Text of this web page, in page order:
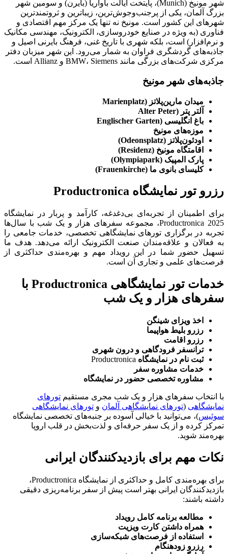
شهر مونیخ (Munich)، پایتخت ایالت باواریا (بایرن) و سومین شهر
بزرگ آلمان، یکی از پرجنب‌وجوش‌ترین، زیباترین و ثروتمندترین
شهرهای این کشور است. مونیخ نه تنها یک مرکز مهم اقتصادی و
فناوری (به ویژه در صنایع خودروسازی، الکترونیک، مهندسی مکانیک
و نرم‌افزار) است، بلکه شهری با تاریخ غنی، فرهنگ بایرنی اصیل و
جاذبه‌های گردشگری فراوان به شمار می‌رود. این شهر میزبان دفتر
مرکزی شرکت‌های بزرگی مانند BMW، Siemens و Allianz است.
جاذبه‌های شهر مونیخ
میدان مارین‌پلاتز (Marienplatz
آلتر پتر (Alter Peter
باغ انگلیسی (Englischer Garten
موزه‌های مونیخ
اودئون‌پلاتز (Odeonsplatz
)
اقامتگاه مونیخ (Residenz
)
پارک المپیک (Olympiapark
)
کلیسای بانوی ما (Frauenkirche
)
رزرو تور نمایشگاه Productronica
برای اطمینان از تجربه‌ای بی‌دغدغه، کارآمد و پربار در نمایشگاه
Productronica 2025، مجموعه سفرهای هزار و یک شب با سال‌ها
تجربه در برگزاری تورهای نمایشگاهی تخصصی، خدمات جامعی را
به فعالان و علاقه‌مندان صنعت الکترونیک ارائه می‌دهد. هدف ما
تسهیل حضور شما در این رویداد مهم و بهره‌مندی حداکثری از
فرصت‌های علمی و تجاری آن است.
خدمات تور نمایشگاهی Productronica با
سفرهای هزار و یک شب
اخذ ویزای شینگن
رزرو بلیط هواپیما
رزرو اقامت
ترانسفر فرودگاهی و درون شهری
ثبت نام در نمایشگاه Productronica
خدمات مشاوره سفر
مشاوره تخصصی حضور در نمایشگاه
با انتخاب سفرهای هزار و یک شب مجری مستقیم تورهای
نمایشگاهی (تورهای نمایشگاهی آلمان و تورهای نمایشگاهی
سوئیس)، می‌توانید با خیالی آسوده بر جنبه‌های تخصصی نمایشگاه
تمرکز کرده و از یک سفر حرفه‌ای و لذت‌بخش در قلب اروپا
بهره‌مند شوید.
نکات مهم برای بازدیدکنندگان ایرانی
برای بهره‌مندی کامل و حداکثری از نمایشگاه Productronica،
بازدیدکنندگان ایرانی بهتر است پیش از سفر برنامه‌ریزی دقیقی
داشته باشند:
مطالعه برنامه کامل رویداد
همراه داشتن کارت ویزیت
استفاده از فرصت‌های شبکه‌سازی
رزرو زودهنگام